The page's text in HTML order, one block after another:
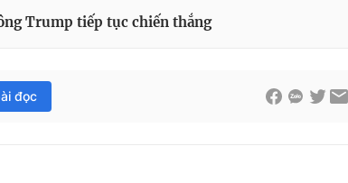
Trump tiếp tục chiến thắng
đọc